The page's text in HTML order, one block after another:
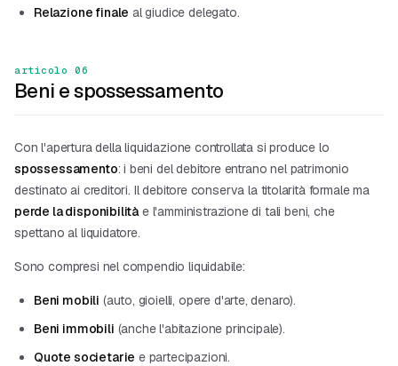
Relazione finale al giudice delegato.
articolo 06
Beni e spossessamento
Con l'apertura della liquidazione controllata si produce lo
spossessamento: i beni del debitore entrano nel patrimonio
destinato ai creditori. Il debitore conserva la titolarità formale ma
perde la disponibilitàe l'amministrazione di tali beni, che
spettano al liquidatore.
Sono compresi nel compendio liquidabile:
Beni mobili (auto, gioielli, opere d'arte, denaro).
Beni immobili (anche l'abitazione principale).
Quote societarie e partecipazioni.